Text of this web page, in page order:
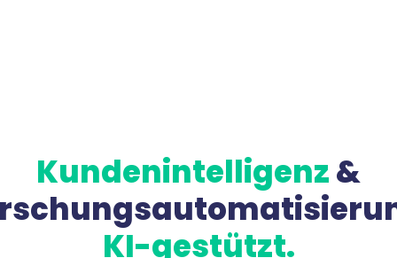
Kundenintelligenz&
KI-gestützt.